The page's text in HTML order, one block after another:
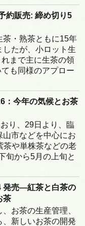
約販売: 締め切り5
茶・熟茶ともに15年
したが、小ロット生
まで主に生茶の領
も同様のアプロー
：今年の気候とお茶
り、29日より、臨
市などを中心にお
茶や単株茶などの老
旬から5月の上旬と
発売―紅茶と白茶の
茶
お茶の生産管理、
新しいお茶の開発